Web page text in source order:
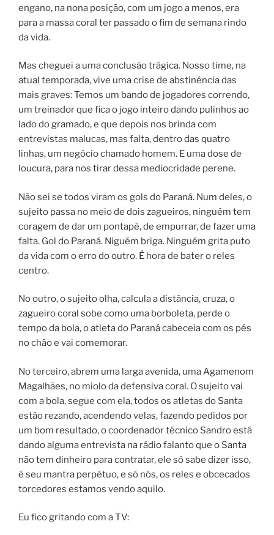
engano, na nona posição, com um jogo a menos, era
para a massa coral ter passado o fim de semana rindo
da vida.
Mas cheguei a uma conclusão trágica. Nosso time, na
atual temporada, vive uma crise de abstinência das
mais graves: Temos um bando de jogadores correndo,
um treinador que fica o jogo inteiro dando pulinhos ao
lado do gramado, e que depois nos brinda com
entrevistas malucas, mas falta, dentro das quatro
linhas, um negócio chamado homem. E uma dose de
loucura, para nos tirar dessa mediocridade perene.
Não sei se todos viram os gols do Paraná. Num deles, o
sujeito passa no meio de dois zagueiros, ninguém tem
coragem de dar um pontapé, de empurrar, de fazer uma
falta. Gol do Paraná. Niguém briga. Ninguém grita puto
da vida com o erro do outro. É hora de bater o reles
centro.
No outro, o sujeito olha, calcula a distância, cruza, o
zagueiro coral sobe como uma borboleta, perde o
tempo da bola, o atleta do Paraná cabeceia com os pés
no chão e vai comemorar.
No terceiro, abrem uma larga avenida, uma Agamenom
Magalhães, no miolo da defensiva coral. O sujeito vai
com a bola, segue com ela, todos os atletas do Santa
estão rezando, acendendo velas, fazendo pedidos por
um bom resultado, o coordenador técnico Sandro está
dando alguma entrevista na rádio falanto que o Santa
não tem dinheiro para contratar, ele só sabe dizer isso,
é seu mantra perpétuo, e só nós, os reles e obcecados
torcedores estamos vendo aquilo.
Eu fico gritando com a TV: